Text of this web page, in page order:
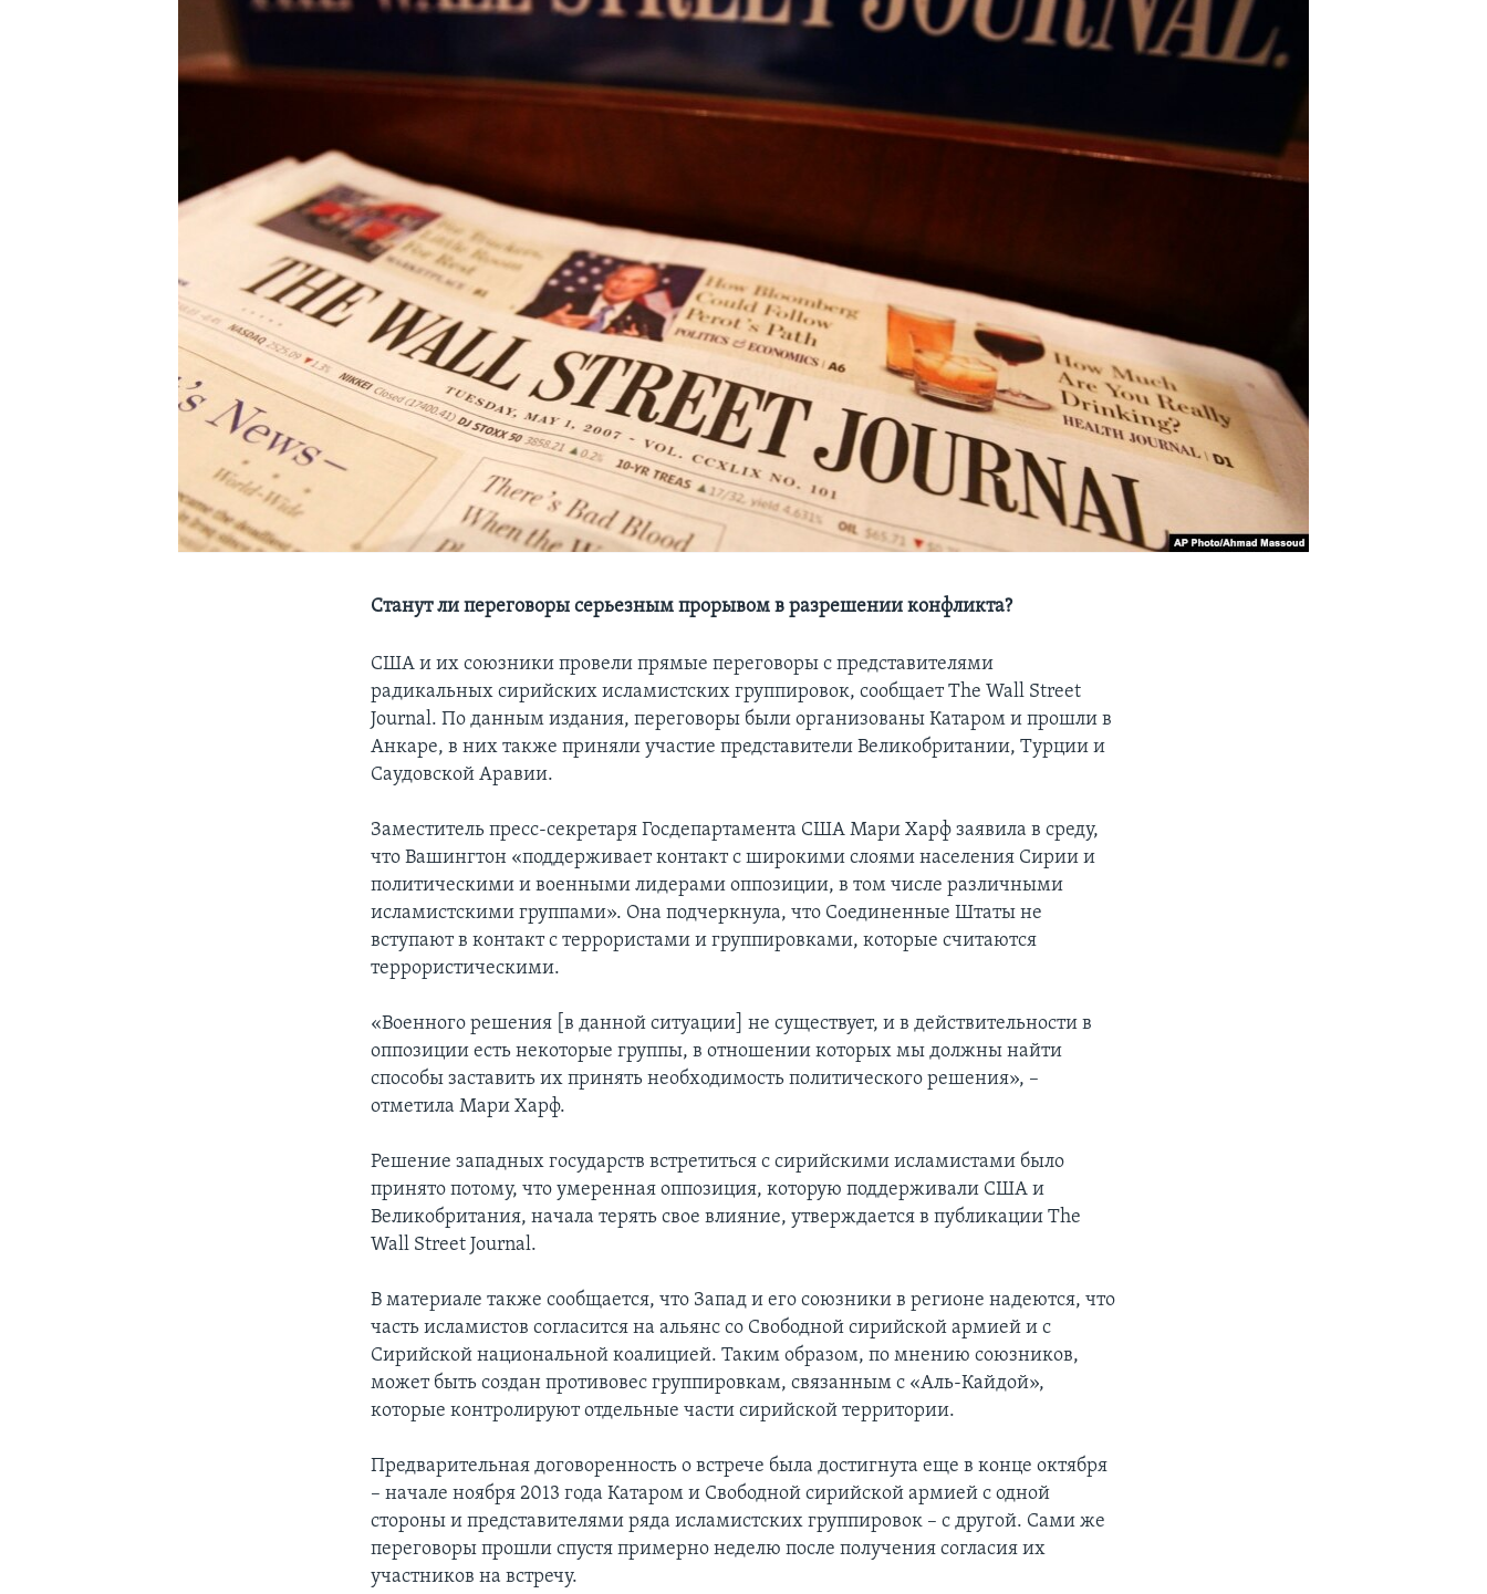
Станут ли переговоры серьезным прорывом в разрешении конфликта?
США и их союзники провели прямые переговоры с представителями
радикальных сирийских исламистских группировок, сообщает The Wall Street
Journal. По данным издания, переговоры были организованы Катаром и прошли в
Анкаре, в них также приняли участие представители Великобритании, Турции и
Саудовской Аравии.
Заместитель пресс-секретаря Госдепартамента США Мари Харф заявила в среду,
что Вашингтон «поддерживает контакт с широкими слоями населения Сирии и
политическими и военными лидерами оппозиции, в том числе различными
исламистскими группами». Она подчеркнула, что Соединенные Штаты не
вступают в контакт с террористами и группировками, которые считаются
террористическими.
«Военного решения [в данной ситуации] не существует, и в действительности в
оппозиции есть некоторые группы, в отношении которых мы должны найти
способы заставить их принять необходимость политического решения», –
отметила Мари Харф.
Решение западных государств встретиться с сирийскими исламистами было
принято потому, что умеренная оппозиция, которую поддерживали США и
Великобритания, начала терять свое влияние, утверждается в публикации The
Wall Street Journal.
В материале также сообщается, что Запад и его союзники в регионе надеются, что
часть исламистов согласится на альянс со Свободной сирийской армией и с
Сирийской национальной коалицией. Таким образом, по мнению союзников,
может быть создан противовес группировкам, связанным с «Аль-Кайдой»,
которые контролируют отдельные части сирийской территории.
Предварительная договоренность о встрече была достигнута еще в конце октября
– начале ноября 2013 года Катаром и Свободной сирийской армией с одной
стороны и представителями ряда исламистских группировок – с другой. Сами же
переговоры прошли спустя примерно неделю после получения согласия их
участников на встречу.